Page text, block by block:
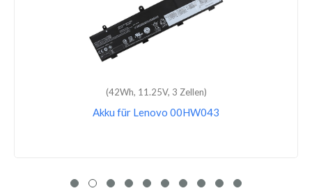
(80Wh, 15.36V, 4 Zellen)
Akku für Lenovo L19M4PC2